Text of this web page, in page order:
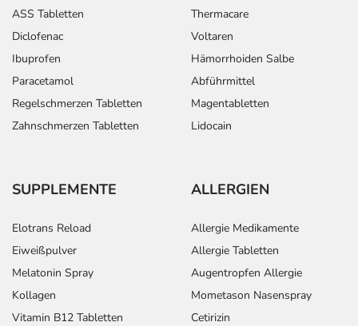
ASS Tabletten
Diclofenac
Ibuprofen
Paracetamol
Regelschmerzen Tabletten
Zahnschmerzen Tabletten
Thermacare
Voltaren
Hämorrhoiden Salbe
Abführmittel
Magentabletten
Lidocain
SUPPLEMENTE
Elotrans Reload
Eiweißpulver
Melatonin Spray
Kollagen
Vitamin B12 Tabletten
ALLERGIEN
Allergie Medikamente
Allergie Tabletten
Augentropfen Allergie
Mometason Nasenspray
Cetirizin